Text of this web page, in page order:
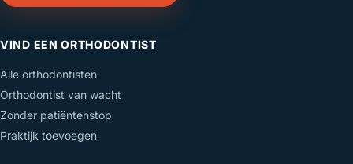
VIND EEN ORTHODONTIST
Alle orthodontisten
Orthodontist van wacht
Zonder patiëntenstop
Praktijk toevoegen